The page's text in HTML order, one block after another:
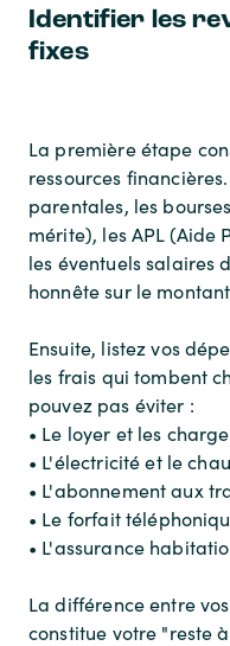
Identifier les
fixes
La première étape
ressources
parentales, les
mérite), les APL (Aide
les éventuels salaires
honnête sur le
Ensuite, listez vos
les frais qui tombent
pouvez pas éviter :
• Le loyer et les
• L'électricité et le
• L'abonnement aux
• Le forfait
• L'assurance
La différence entre
constitue votre "reste